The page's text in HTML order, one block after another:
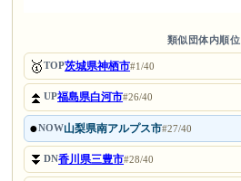
類似団体内順位
🥇TOP茨城県神栖市#1/40
⏫UP福島県白河市#26/40
●NOW山梨県南アルプス市#27/40
⏬DN香川県三豊市#28/40